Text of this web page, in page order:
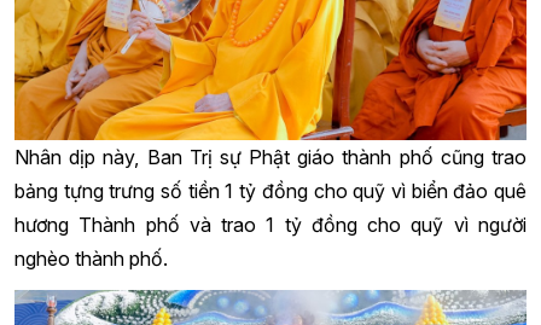
Nhân dịp này, Ban Trị sự Phật giáo thành phố cũng trao
bảng tựng trưng số tiền1 tỷ đồngcho quỹ vì biển đảo quê
hương Thành phố và trao1 tỷ đồngcho quỹ vì người
nghèo thành phố.